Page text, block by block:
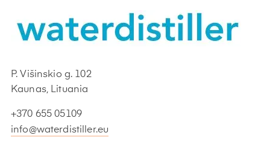
P. Višinskio g. 102
Kaunas, Lituania
+370 655 05109
info@waterdistiller.eu